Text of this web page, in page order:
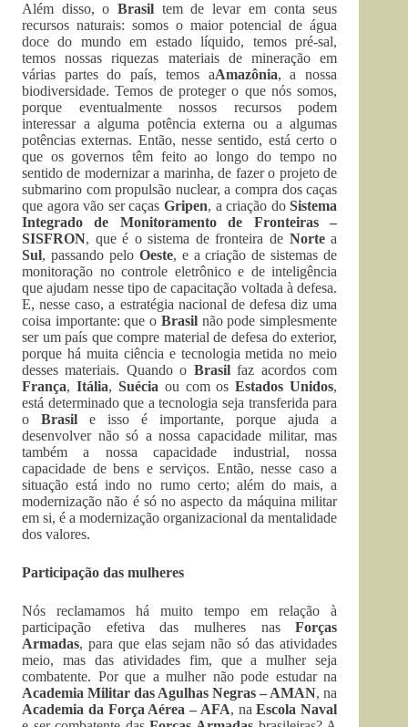
Além disso, oBrasil tem de levar em conta seus
recursos naturais: somos o maior potencial de água
doce do mundo em estado líquido, temos pré-sal,
temos nossas riquezas materiais de mineração em
várias partes do país, temos aAmazônia, a nossa
biodiversidade. Temos de proteger o que nós somos,
porque eventualmente nossos recursos podem
interessar a alguma potência externa ou a algumas
potências externas. Então, nesse sentido, está certo o
que os governos têm feito ao longo do tempo no
sentido de modernizar a marinha, de fazer o projeto de
submarino com propulsão nuclear, a compra dos caças
que agora vão ser caças Gripen, a criação doSistema
Integrado de Monitoramento de Fronteiras –
SISFRON, que é o sistema de fronteira de Nortea
Sul, passando pelo Oeste, e a criação de sistemas de
monitoração no controle eletrônico e de inteligência
que ajudam nesse tipo de capacitação voltada à defesa.
E, nesse caso, a estratégia nacional de defesa diz uma
coisa importante: que o Brasil não pode simplesmente
ser um país que compre material de defesa do exterior,
porque há muita ciência e tecnologia metida no meio
desses materiais. Quando o Brasilfaz acordos com
França, Itália, Suécia ou com osEstados Unidos,
está determinado que a tecnologia seja transferida para
oBrasil e isso é importante, porque ajuda a
desenvolver não só a nossa capacidade militar, mas
também a nossa capacidade industrial, nossa
capacidade de bens e serviços. Então, nesse caso a
situação está indo no rumo certo; além do mais, a
modernização não é só no aspecto da máquina militar
em si, é a modernização organizacional da mentalidade
dos valores.
Participação das mulheres
Nós reclamamos há muito tempo em relação à
participação efetiva das mulheres nasForças
Armadas, para que elas sejam não só das atividades
meio, mas das atividades fim, que a mulher seja
combatente. Por que a mulher não pode estudar na
Academia Militar das Agulhas Negras – AMAN, na
Academia da Força Aérea – AFA, naEscola Naval